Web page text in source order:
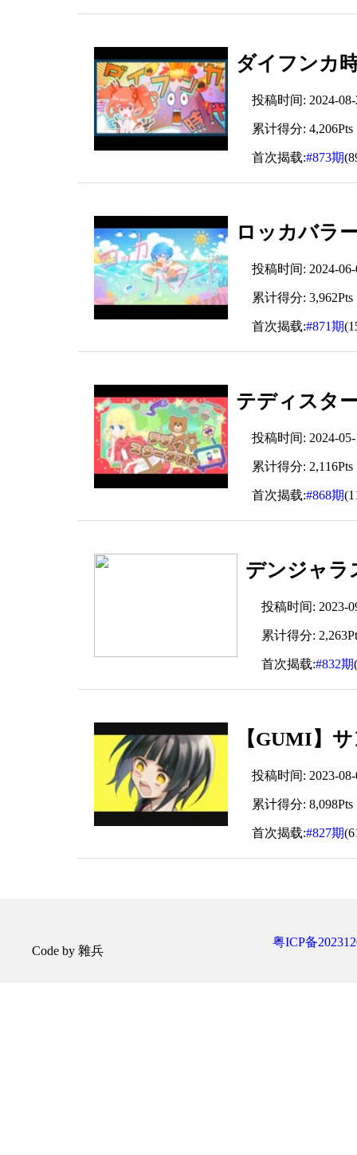
ダイフンカ
投稿时间: 2024-08-
累计得分: 4,206Pts
首次揭载:#873期
ロッカバラ
投稿时间: 2024-06-
累计得分: 3,962Pts
首次揭载:#871期
テディスタ
投稿时间: 2024-05-
累计得分: 2,116Pts
首次揭载:#868期
デンジャ
投稿时间: 2023-
累计得分:
首次揭载:#832期
【GUMI】
投稿时间: 2023-08-
累计得分: 8,098Pts
首次揭载:#827期
Code by 雜兵
粤ICP备